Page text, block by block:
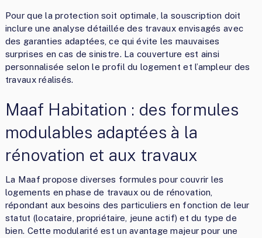
Pour que la protection soit optimale, la souscription doit
inclure une analyse détaillée des travaux envisagés avec
des garanties adaptées, ce qui évite les mauvaises
surprises en cas de sinistre. La couverture est ainsi
personnalisée selon le profil du logement et l’ampleur des
travaux réalisés.
Maaf Habitation : des formules
modulables adaptées à la
rénovation et aux travaux
La Maaf propose diverses formules pour couvrir les
logements en phase de travaux ou de rénovation,
répondant aux besoins des particuliers en fonction de leur
statut (locataire, propriétaire, jeune actif) et du type de
bien. Cette modularité est un avantage majeur pour une